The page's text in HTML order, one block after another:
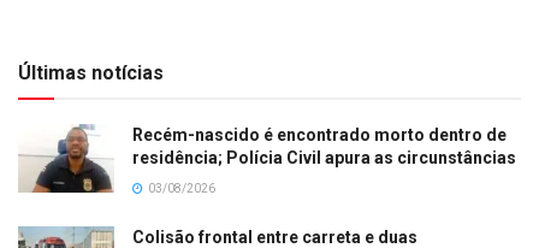
Últimas notícias
Recém-nascido é encontrado morto dentro de
residência; Polícia Civil apura as circunstâncias
03/08/2026
Colisão frontal entre carreta e duas